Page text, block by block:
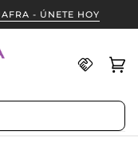
- ÚNETE HOY
JAFRA